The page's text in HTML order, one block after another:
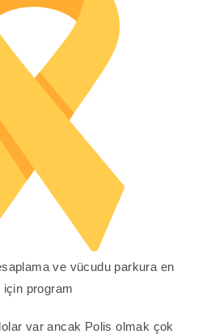
ve vücudu parkura en
için program
var ancak Polis olmak çok